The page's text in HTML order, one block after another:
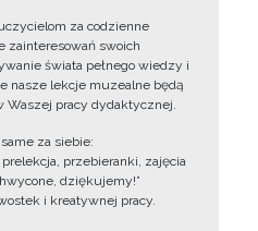
za codzienne
zainteresowań swoich
świata pełnego wiedzy i
nasze lekcje muzealne będą
Waszej pracy dydaktycznej.
za siebie:
przebieranki, zajęcia
dziękujemy!”
i kreatywnej pracy.